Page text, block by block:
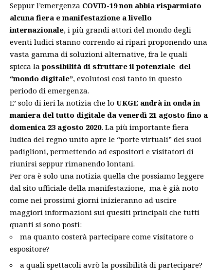
Seppur l’emergenza COVID-19 non abbia risparmiato
alcuna fiera e manifestazione a livello
internazionale, i più grandi attori del mondo degli
eventi ludici stanno correndo ai ripari proponendo una
vasta gamma di soluzioni alternative, fra le quali
spicca la possibilità di sfruttare il potenziale del
“mondo digitale”, evolutosi così tanto in questo
periodo di emergenza.
E’ solo di ieri la notizia che lo UKGE andrà in onda in
maniera del tutto digitale da venerdì 21 agosto fino a
domenica 23 agosto 2020. La più importante fiera
ludica del regno unito apre le “porte virtuali” dei suoi
padiglioni, permettendo ad espositori e visitatori di
riunirsi seppur rimanendo lontani.
Per ora è solo una notizia quella che possiamo leggere
dal sito ufficiale della manifestazione, ma è già noto
come nei prossimi giorni inizieranno ad uscire
maggiori informazioni sui quesiti principali che tutti
quanti si sono posti:
ma quanto costerà partecipare come visitatore o
espositore?
a quali spettacoli avrò la possibilità di partecipare?